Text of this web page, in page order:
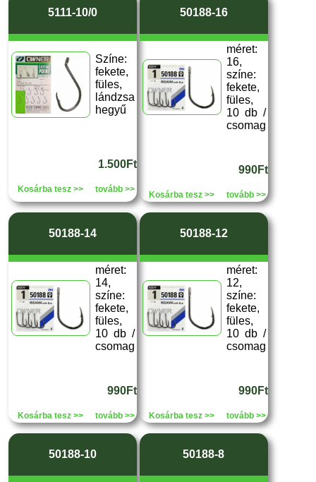
5111-10/0
Színe:
fekete,
füles,
lándzsa
hegyű
1.500Ft
Kosárba tesz >> tovább >>
50188-16
méret:
16,
színe:
fekete,
füles,
10 db /
csomag
990Ft
Kosárba tesz >> tovább >>
50188-14
méret:
14,
színe:
fekete,
füles,
10 db /
csomag
990Ft
Kosárba tesz >> tovább >>
50188-12
méret:
12,
színe:
fekete,
füles,
10 db /
csomag
990Ft
Kosárba tesz >> tovább >>
50188-10 50188-8